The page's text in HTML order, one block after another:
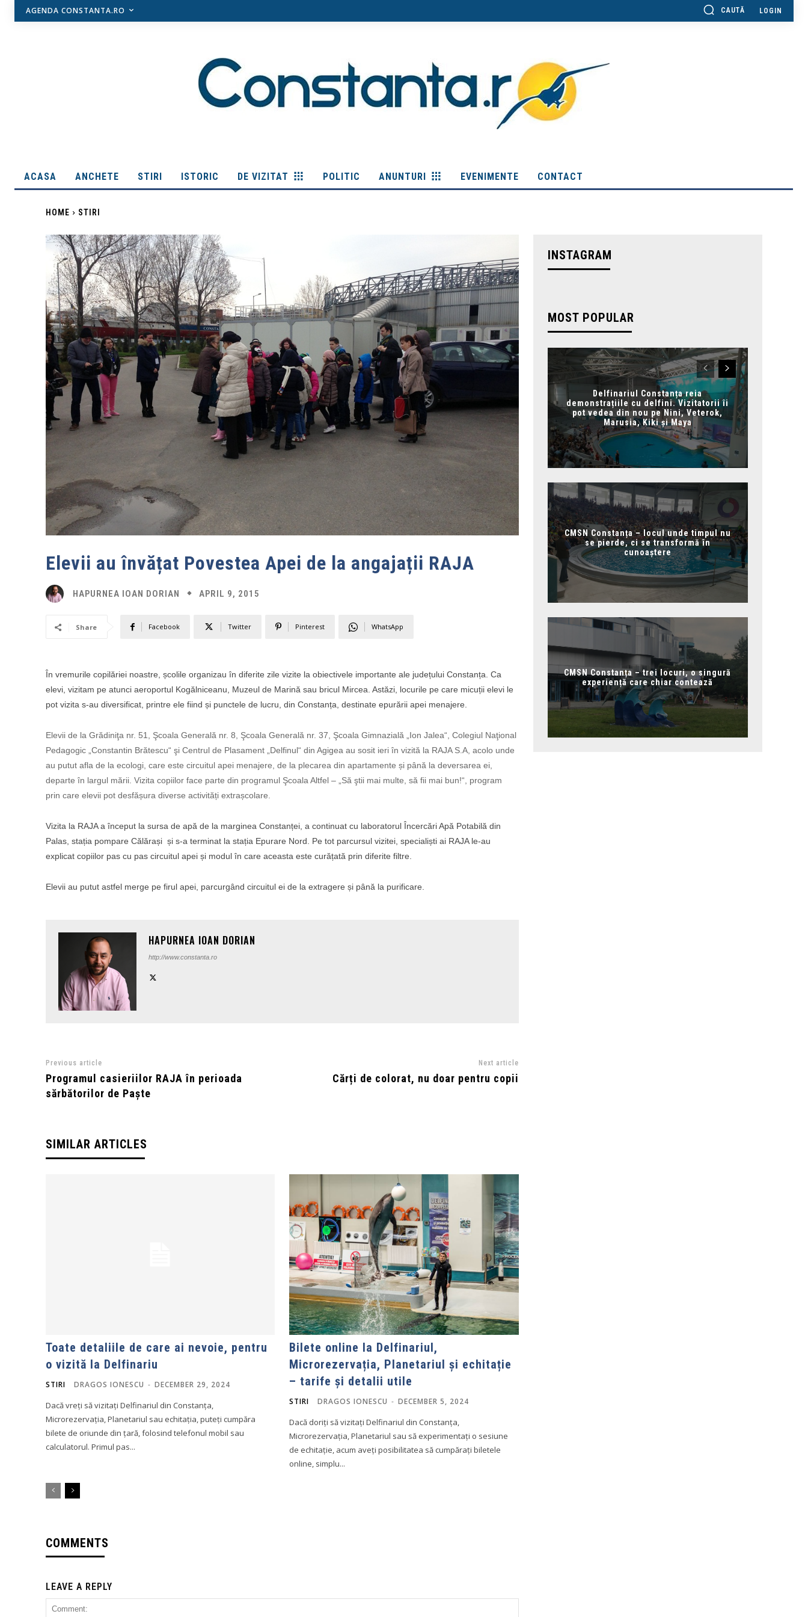
AGENDA CONSTANTA.RO CAUTĂ LOGIN
ACASA ANCHETE STIRI ISTORIC DE VIZITAT POLITIC ANUNTURI EVENIMENTE CONTACT
HOME STIRI
Elevii au învățat Povestea Apei de la angajații RAJA
HAPURNEA IOAN DORIAN APRIL 9, 2015
Share Facebook Twitter Pinterest WhatsApp
În vremurile copilăriei noastre, școlile organizau în diferite zile vizite la obiectivele importante ale județului Constanța. Ca
elevi, vizitam pe atunci aeroportul Kogălniceanu, Muzeul de Marină sau bricul Mircea. Astăzi, locurile pe care micuții elevi le
pot vizita s-au diversificat, printre ele fiind și punctele de lucru, din Constanța, destinate epurării apei menajere.
Elevii de la Grădiniţa nr. 51, Şcoala Generală nr. 8, Şcoala Generală nr. 37, Şcoala Gimnazială „Ion Jalea“, Colegiul Naţional
Pedagogic „Constantin Brătescu“ şi Centrul de Plasament „Delfinul“ din Agigea au sosit ieri în vizită la RAJA S.A, acolo unde
au putut afla de la ecologi, care este circuitul apei menajere, de la plecarea din apartamente și până la deversarea ei,
departe în largul mării. Vizita copiilor face parte din programul Şcoala Altfel – „Să ştii mai multe, să fii mai bun!“, program
prin care elevii pot desfășura diverse activități extrașcolare.
Vizita la RAJA a început la sursa de apă de la marginea Constanței, a continuat cu laboratorul Încercări Apă Potabilă din
Palas, stația pompare Călărași și s-a terminat la stația Epurare Nord. Pe tot parcursul vizitei, specialiști ai RAJA le-au
explicat copiilor pas cu pas circuitul apei și modul în care aceasta este curățată prin diferite filtre.
Elevii au putut astfel merge pe firul apei, parcurgând circuitul ei de la extragere și până la purificare.
HAPURNEA IOAN DORIAN
http://www.constanta.ro
Previous article
Programul casieriilor RAJA în perioada
sărbătorilor de Paște
Next article
Cărți de colorat, nu doar pentru copii
SIMILAR ARTICLES
Toate detaliile de care ai nevoie, pentru
o vizită la Delfinariu
STIRI DRAGOS IONESCU - DECEMBER 29, 2024
Dacă vreți să vizitați Delfinariul din Constanța,
Microrezervația, Planetariul sau echitația, puteți cumpăra
bilete de oriunde din țară, folosind telefonul mobil sau
calculatorul. Primul pas...
Bilete online la Delfinariul,
Microrezervația, Planetariul și echitație
– tarife și detalii utile
STIRI DRAGOS IONESCU - DECEMBER 5, 2024
Dacă doriți să vizitați Delfinariul din Constanța,
Microrezervația, Planetariul sau să experimentați o sesiune
de echitație, acum aveți posibilitatea să cumpărați biletele
online, simplu...
COMMENTS
LEAVE A REPLY
INSTAGRAM
MOST POPULAR
Delfinariul Constanța reia
demonstrațiile cu delfini. Vizitatorii îi
pot vedea din nou pe Nini, Veterok,
Marusia, Kiki și Maya
CMSN Constanța – locul unde timpul nu
se pierde, ci se transformă în
cunoaștere
CMSN Constanța – trei locuri, o singură
experiență care chiar contează